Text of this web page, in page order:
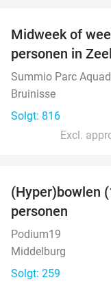
Midweek of
personen in
Summio Parc
Bruinisse
Solgt: 816
Excl.
(Hyper)bowlen
personen
Podium19
Middelburg
Solgt: 259